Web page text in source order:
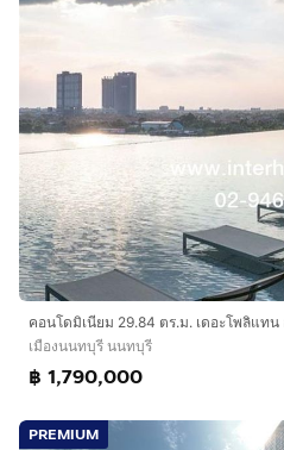
เมืองนนทบุรี นนทบุรี
฿ 1,790,000
PREMIUM